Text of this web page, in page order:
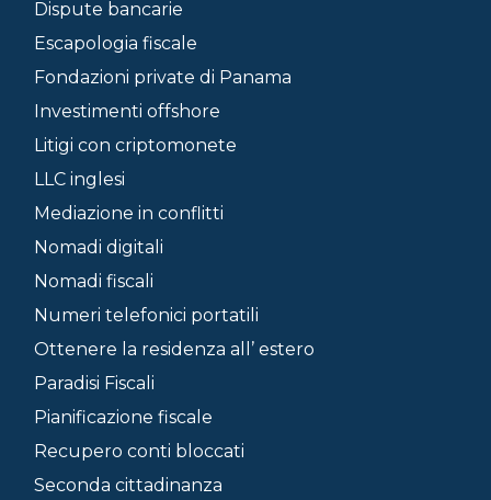
Dispute bancarie
Escapologia fiscale
Fondazioni private di Panama
Investimenti offshore
Litigi con criptomonete
LLC inglesi
Mediazione in conflitti
Nomadi digitali
Nomadi fiscali
Numeri telefonici portatili
Ottenere la residenza all’ estero
Paradisi Fiscali
Pianificazione fiscale
Recupero conti bloccati
Seconda cittadinanza